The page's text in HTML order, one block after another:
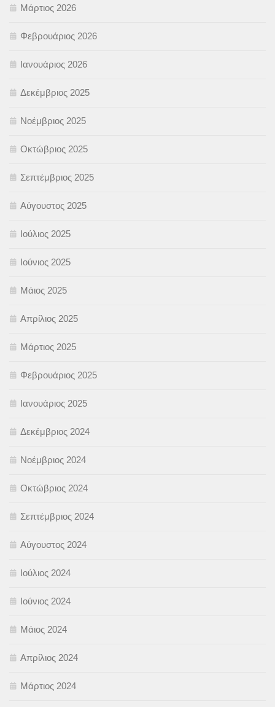
Μάρτιος 2026
Φεβρουάριος 2026
Ιανουάριος 2026
Δεκέμβριος 2025
Νοέμβριος 2025
Οκτώβριος 2025
Σεπτέμβριος 2025
Αύγουστος 2025
Ιούλιος 2025
Ιούνιος 2025
Μάιος 2025
Απρίλιος 2025
Μάρτιος 2025
Φεβρουάριος 2025
Ιανουάριος 2025
Δεκέμβριος 2024
Νοέμβριος 2024
Οκτώβριος 2024
Σεπτέμβριος 2024
Αύγουστος 2024
Ιούλιος 2024
Ιούνιος 2024
Μάιος 2024
Απρίλιος 2024
Μάρτιος 2024